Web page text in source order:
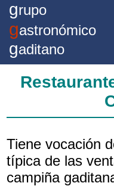
grupo
gastronómico
gaditano
Inicio
Artículos
Actividades
Tiene vocación
típica de las
campiña